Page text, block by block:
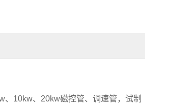
10kw、20kw磁控管、调速管，试制